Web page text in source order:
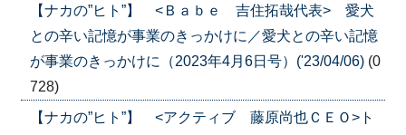
【ナカの”ヒト”】 <Ｂａｂｅ 吉住拓哉代表> 愛犬
との辛い記憶が事業のきっかけに／愛犬との辛い記憶
が事業のきっかけに（2023年4月6日号）('23/04/06) (0
728)
【ナカの”ヒト”】 <アクティブ 藤原尚也ＣＥＯ>ト